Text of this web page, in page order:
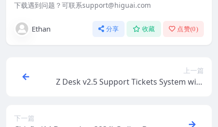
下载遇到问题？可联系support@higuai.com
Ethan 分享 收藏 点赞(0)
上一篇
Z Desk v2.5 Support Tickets System with
下一篇